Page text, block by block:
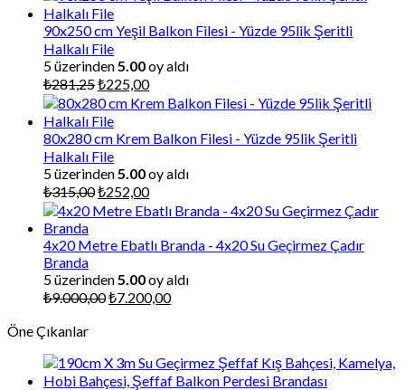
90x250 cm Yeşil Balkon Filesi - Yüzde 95lik Şeritli
Halkalı File
5 üzerinden 5.00oy aldı
₺281,25Orijinal
fiyat:
₺281,25.
₺225,00Şu
andaki
₺225,00.
80x280 cm Krem Balkon Filesi - Yüzde 95lik Şeritli
Halkalı File
5 üzerinden 5.00oy aldı
₺315,00Orijinal
fiyat:
₺252,00Şu
andaki
₺252,00.
4x20 Metre Ebatlı Branda - 4x20 Su Geçirmez Çadır
Branda
5 üzerinden 5.00oy aldı
₺9.000,00Orijinal
₺7.200,00Şu
Öne Çıkanlar